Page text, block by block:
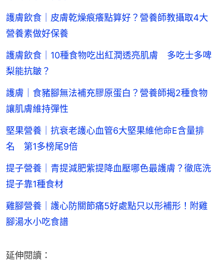
護膚飲食｜皮膚乾燥痕癢點算好？營養師教攝取4大
營養素做好保養
護膚飲食｜10種食物吃出紅潤透亮肌膚 多吃士多啤
梨能抗皺？
護膚｜食豬腳無法補充膠原蛋白？營養師揭2種食物
讓肌膚維持彈性
堅果營養｜抗衰老護心血管6大堅果維他命E含量排
名 第1多榜尾9倍
提子營養｜青提減肥紫提降血壓哪色最護膚？徹底洗
提子靠1種食材
雞腳營養｜護心防關節痛5好處點只以形補形！附雞
腳湯水小吃食譜
延伸閱讀：